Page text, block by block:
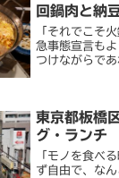
回鍋肉と納
「それでこそ
急事態宣言も
つけながらで
ます。残って
東京都板橋
グ・ランチ
「モノを食べ
ず自由で、な